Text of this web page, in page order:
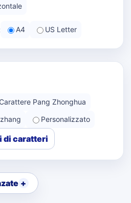
A4 US Letter
Carattere Pang Zhonghua
Personalizzato
di caratteri